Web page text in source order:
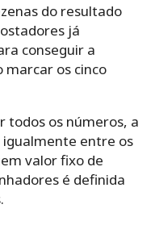
do resultado
já
conseguir a
marcar os cinco
todos os números, a
entre os
valor fixo de
é definida